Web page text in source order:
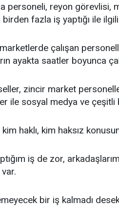
personeli, reyon görevlisi,
fazla iş yaptığı ile
çalışan
ayakta saatler boyunca
zincir market
ile sosyal medya ve çeşitli
haklı, kim haksız
iş de zor,
bir iş kalmadı